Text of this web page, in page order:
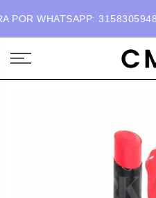
POR WHATSAPP: